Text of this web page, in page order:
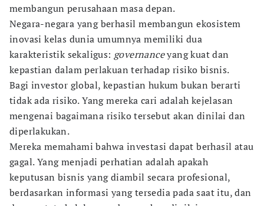
membangun perusahaan masa depan.
Negara-negara yang berhasil membangun ekosistem
inovasi kelas dunia umumnya memiliki dua
karakteristik sekaligus: governanceyang kuat dan
kepastian dalam perlakuan terhadap risiko bisnis.
Bagi investor global, kepastian hukum bukan berarti
tidak ada risiko. Yang mereka cari adalah kejelasan
mengenai bagaimana risiko tersebut akan dinilai dan
diperlakukan.
Mereka memahami bahwa investasi dapat berhasil atau
gagal. Yang menjadi perhatian adalah apakah
keputusan bisnis yang diambil secara profesional,
berdasarkan informasi yang tersedia pada saat itu, dan